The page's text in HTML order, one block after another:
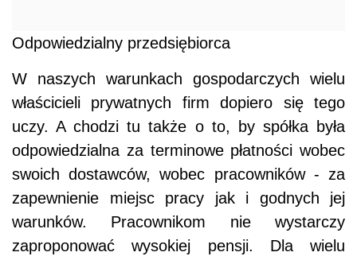
Odpowiedzialny przedsiębiorca
W naszych warunkach gospodarczych wielu
właścicieli prywatnych firm dopiero się tego
uczy. A chodzi tu także o to, by spółka była
odpowiedzialna za terminowe płatności wobec
swoich dostawców, wobec pracowników - za
zapewnienie miejsc pracy jak i godnych jej
warunków. Pracownikom nie wystarczy
zaproponować wysokiej pensji. Dla wielu